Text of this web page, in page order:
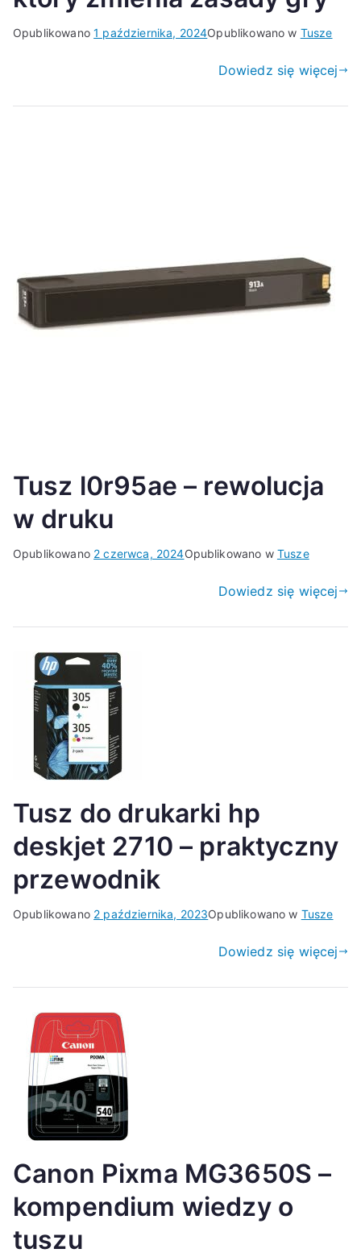
Opublikowano1 października, 2024Opublikowano w Tusze
Dowiedz się więcej
Tusz l0r95ae – rewolucja
w druku
Opublikowano 2 czerwca, 2024Opublikowano w Tusze
Dowiedz się więcej
Tusz do drukarki hp
deskjet 2710 – praktyczny
przewodnik
Opublikowano 2 października, 2023Opublikowano w Tusze
Dowiedz się więcej
Canon Pixma MG3650S –
kompendium wiedzy o
tuszu